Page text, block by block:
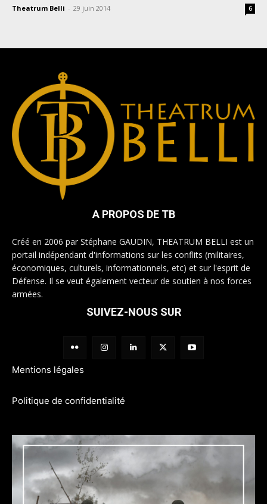
Theatrum Belli - 29 juin 2014 6
A PROPOS DE TB
Créé en 2006 par Stéphane GAUDIN, THEATRUM BELLI est un
portail indépendant d'informations sur les conflits (militaires,
économiques, culturels, informationnels, etc) et sur l'esprit de
Défense. Il se veut également vecteur de soutien à nos forces
armées.
SUIVEZ-NOUS SUR
Mentions légales
Politique de confidentialité